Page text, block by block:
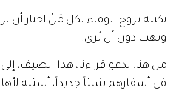
نكتبه بروح الوفاء لكل مَنْ اختار أن
ويهب دون أن يُرى.
من هنا، ندعو قراءنا، هذا الصيف،
في أسفارهم شيئاً جديداً، أسئلة